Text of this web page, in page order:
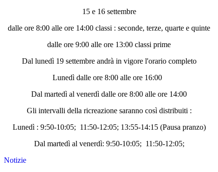
15 e 16 settembre
dalle ore 8:00 alle ore 14:00 classi : seconde, terze, quarte e quinte
dalle ore 9:00 alle ore 13:00 classi prime
Dal lunedì 19 settembre andrà in vigore l'orario completo
Lunedì dalle ore 8:00 alle ore 16:00
Dal martedì al venerdì dalle ore 8:00 alle ore 14:00
Gli intervalli della ricreazione saranno così distribuiti :
Lunedì : 9:50-10:05; 11:50-12:05; 13:55-14:15 (Pausa pranzo)
Dal martedì al venerdì: 9:50-10:05; 11:50-12:05;
Notizie